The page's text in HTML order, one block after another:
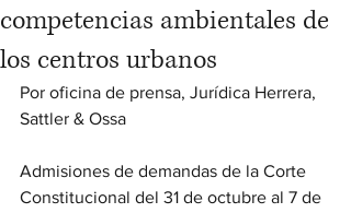
competencias ambientales de
los centros urbanos
Por oficina de prensa, Jurídica Herrera,
Sattler & Ossa
Admisiones de demandas de la Corte
Constitucional del 31 de octubre al 7 de